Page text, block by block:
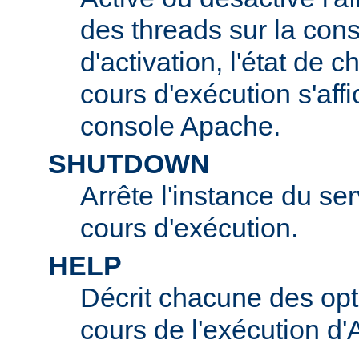
des threads sur la
d'activation, l'état de
cours d'exécution
console Apache.
SHUTDOWN
Arrête l'instance du
cours d'exécution.
HELP
Décrit chacune des
cours de l'exécution